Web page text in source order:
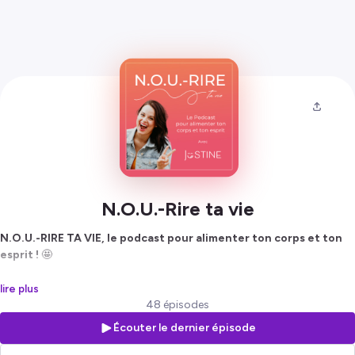
N.O.U.-Rire ta vie
N.O.U.-RIRE TA VIE, le podcast pour alimenter ton corps et ton
esprit ! 🤩
Ici, tu verras, c’est plus qu’un podcast, c’est une zone d’expansion et
de création de vitalité pour les femmes rêveuses et gourmandes.
Tu y trouveras une foule d’ingrédients pour te créer une vie qui goûte
lire plus
48 épisodes
Écouter le dernier épisode